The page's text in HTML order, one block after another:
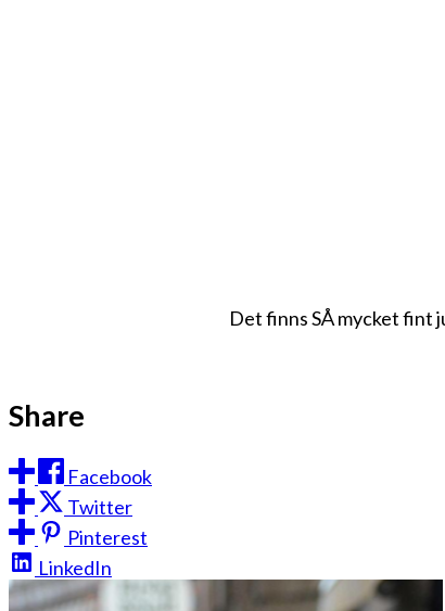
Det finns SÅ mycket fint
Share
Facebook
Twitter
Pinterest
LinkedIn